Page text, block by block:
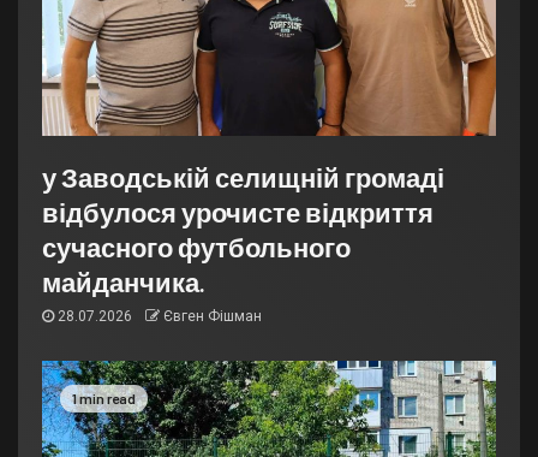
у Заводській селищній громаді
відбулося урочисте відкриття
сучасного футбольного
майданчика.
28.07.2026 Євген Фішман
1 min read